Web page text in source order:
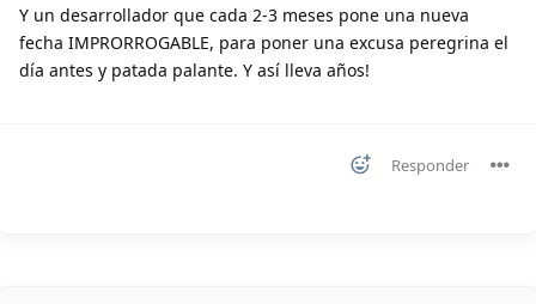
Y un desarrollador que cada 2-3 meses pone una nueva
fecha IMPRORROGABLE, para poner una excusa peregrina el
día antes y patada palante. Y así lleva años!
Responder